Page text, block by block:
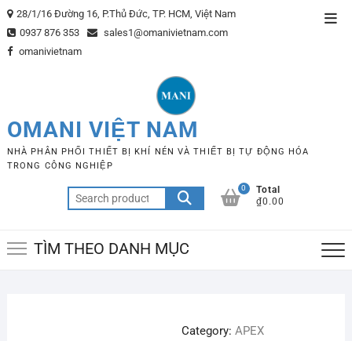
Skip
to
content
28/1/16 Đường 16, P.Thủ Đức, TP. HCM, Việt Nam
0937 876 353
sales1@omanivietnam.com
omanivietnam
OMANI VIỆT NAM
NHÀ PHÂN PHỐI THIẾT BỊ KHÍ NÉN VÀ THIẾT BỊ TỰ ĐỘNG HÓA
TRONG CÔNG NGHIỆP
Search
for:
0
Total
₫0.00
TÌM THEO DANH MỤC
Category:APEX